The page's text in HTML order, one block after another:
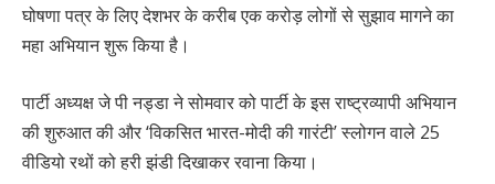
घोषणा पत्र के लिए देशभर के करीब एक करोड़ लोगों से सुझाव मागने का
महा अभियान शुरू किया है।
पार्टी अध्यक्ष जे पी नड्डा ने सोमवार को पार्टी के इस राष्ट्रव्यापी अभियान
की शुरुआत की और ‘विकसित भारत-मोदी की गारंटी’ स्लोगन वाले 25
वीडियो रथों को हरी झंडी दिखाकर रवाना किया।